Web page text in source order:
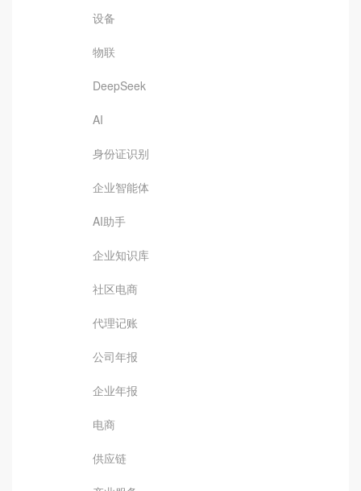
设备
物联
DeepSeek
AI
身份证识别
企业智能体
AI助手
企业知识库
社区电商
代理记账
公司年报
企业年报
电商
供应链